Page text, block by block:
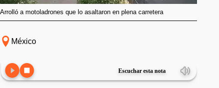
Arrolló a motoladrones que lo asaltaron en plena carretera
México
Escuchar esta nota